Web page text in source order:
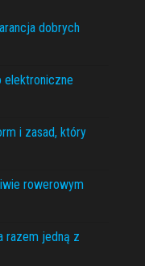
dobrych
elektroniczne
i zasad, który
rowerowym
razem jedną z